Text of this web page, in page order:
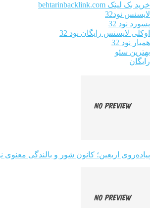
خرید بک لینک behtarinbacklink.com
لایسنس نود32
پسورد نود 32
اوکلی لایسنس رایگان نود 32
همیار نود 32
بهترین سئو
رایگان
پیاده‌روی اربعین؛ کانون شور و بالندگی معنوی